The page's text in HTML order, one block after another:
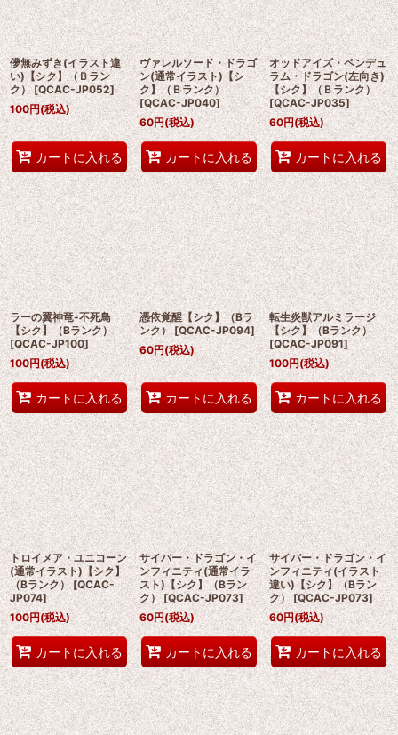
儚無みずき(イラスト違
い)【シク】（Ｂラン
ク） [QCAC-JP052]
100円(税込)
カートに入れる
ヴァレルソード・ドラゴ
ン(通常イラスト)【シ
ク】（Ｂランク）
[QCAC-JP040]
60円(税込)
カートに入れる
オッドアイズ・ペンデュ
ラム・ドラゴン(左向き)
【シク】（Ｂランク）
[QCAC-JP035]
60円(税込)
カートに入れる
ラーの翼神竜-不死鳥
【シク】（Bランク）
[QCAC-JP100]
100円(税込)
カートに入れる
憑依覚醒【シク】（Bラ
ンク） [QCAC-JP094]
60円(税込)
カートに入れる
転生炎獣アルミラージ
【シク】（Bランク）
[QCAC-JP091]
100円(税込)
カートに入れる
トロイメア・ユニコーン
(通常イラスト)【シク】
（Bランク） [QCAC-
JP074]
100円(税込)
カートに入れる
サイバー・ドラゴン・イ
ンフィニティ(通常イラ
スト)【シク】（Bラン
ク） [QCAC-JP073]
60円(税込)
カートに入れる
サイバー・ドラゴン・イ
ンフィニティ(イラスト
違い)【シク】（Bラン
ク） [QCAC-JP073]
60円(税込)
カートに入れる